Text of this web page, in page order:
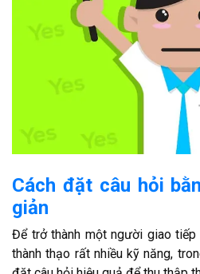
Cách đặt câu hỏi
giản
Để trở thành một người giao
thành thạo rất nhiều kỹ năng,